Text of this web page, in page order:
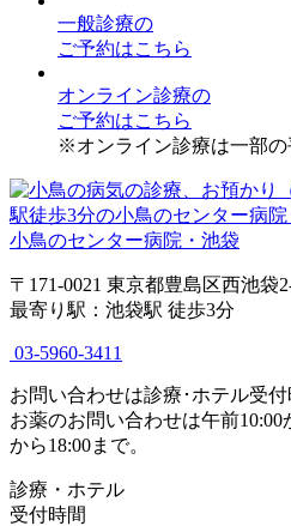
一般診療の
ご予約はこちら
オンライン診療の
ご予約はこちら
※オンライン診療は一部の
小鳥のセンター病院・池袋
〒171-0021 東京都豊島区西池袋
最寄り駅：池袋駅 徒歩3分
03-5960-3411
お問い合わせは診療･ホテル受付
お薬のお問い合わせは午前10:00
から18:00まで。
診療・ホテル
受付時間